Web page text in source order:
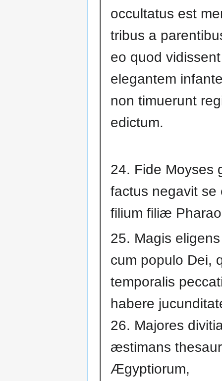
occultatus est
tribus a
eo quod vidissent
elegantem
non timuerunt
edictum.
24. Fide Moyses
factus negavit se
filium filiæ
25. Magis
cum populo Dei,
temporalis
habere
26. Majores
æstimans
Ægyptiorum,